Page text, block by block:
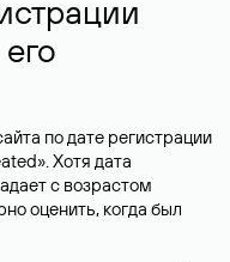
по дате регистрации
Хотя дата
с возрастом
оценить, когда был